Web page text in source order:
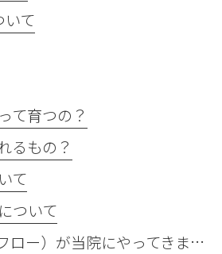
いて
て育つの？
るもの？
て
ついて
最新EMS（エアーフロー）が当院にやってきました！